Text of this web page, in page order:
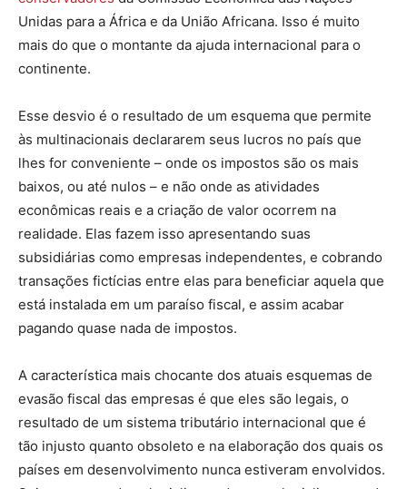
Unidas para a África e da União Africana. Isso é muito
mais do que o montante da ajuda internacional para o
continente.
Esse desvio é o resultado de um esquema que permite
às multinacionais declararem seus lucros no país que
lhes for conveniente – onde os impostos são os mais
baixos, ou até nulos – e não onde as atividades
econômicas reais e a criação de valor ocorrem na
realidade. Elas fazem isso apresentando suas
subsidiárias como empresas independentes, e cobrando
transações fictícias entre elas para beneficiar aquela que
está instalada em um paraíso fiscal, e assim acabar
pagando quase nada de impostos.
A característica mais chocante dos atuais esquemas de
evasão fiscal das empresas é que eles são legais, o
resultado de um sistema tributário internacional que é
tão injusto quanto obsoleto e na elaboração dos quais os
países em desenvolvimento nunca estiveram envolvidos.